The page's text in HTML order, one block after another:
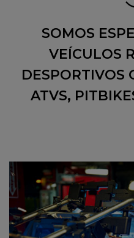
SOMOS
VEÍCULOS
DESPORTIVOS
ATVS,